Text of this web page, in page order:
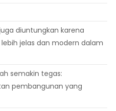
diuntungkan karena
jelas dan modern dalam
semakin tegas:
pembangunan yang